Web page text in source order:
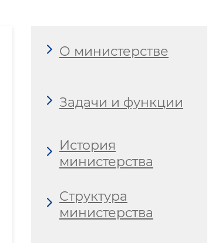
О министерстве
Задачи и функции
История
министерства
Структура
министерства